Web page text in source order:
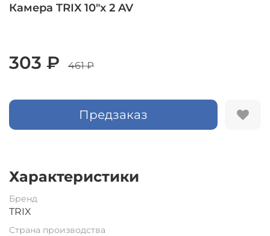
Камера TRIX 10"x 2 AV
303 ₽ 461 ₽
Предзаказ
Характеристики
Бренд
TRIX
Страна производства